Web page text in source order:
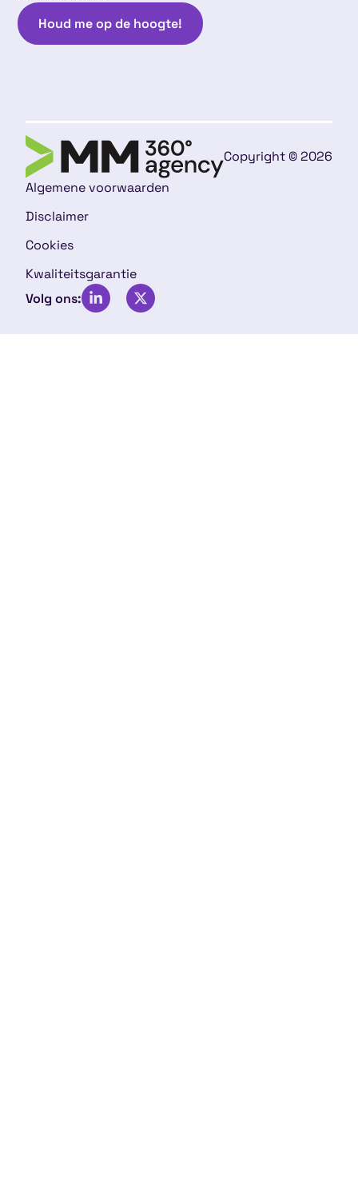
Houd me op de hoogte!
Copyright © 2026
Algemene voorwaarden
Disclaimer
Cookies
Kwaliteitsgarantie
Volg ons: